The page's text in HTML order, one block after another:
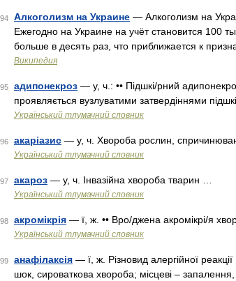
94 Алкоголизм на Украине — Алкоголизм на
Ежегодно на Украине на учёт становится 100
больше в десять раз, что приближается к
Википедия
95 адипонекроз — у, ч.: •• Підшкі/рний
проявляється вузлуватими затвердіннями
Український тлумачний словник
96 акаріазис — у, ч. Хвороба рослин,
Український тлумачний словник
97 акароз — у, ч. Інвазійна хвороба тварин …
Український тлумачний словник
98 акромікрія — ї, ж. •• Вро/джена акромікрі/я
Український тлумачний словник
99 анафілаксія — ї, ж. Різновид алергійної
шок, сироваткова хвороба; місцеві –